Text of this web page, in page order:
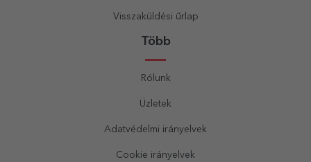
Visszaküldési űrlap
Több
Rólunk
Üzletek
Adatvédelmi irányelvek
Cookie irányelvek